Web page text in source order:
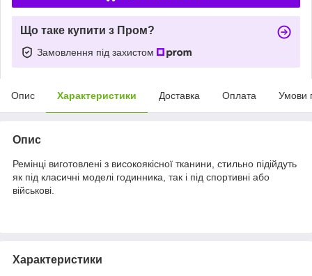
Що таке купити з Пром?
Замовлення під захистом
Опис Характеристики Доставка Оплата Умови
Опис
Ремінці виготовлені з високоякісної тканини, стильно підійдуть
як під класичні моделі годинника, так і під спортивні або
військові.
Характеристики